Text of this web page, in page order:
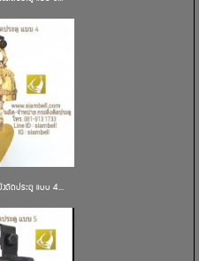
ติดประตู แบบ 4...